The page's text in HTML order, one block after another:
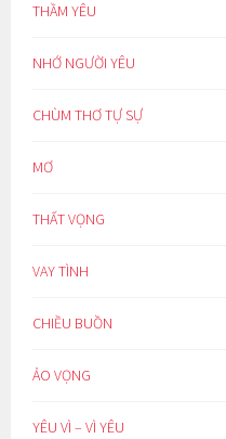
THẦM YÊU
NHỚ NGƯỜI YÊU
CHÙM THƠ TỰ SỰ
MƠ
THẤT VỌNG
VAY TÌNH
CHIỀU BUỒN
ẢO VỌNG
YÊU VÌ – VÌ YÊU